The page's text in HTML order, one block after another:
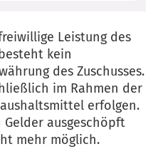
Leistung des
kein
des Zuschusses.
im Rahmen der
erfolgen.
ausgeschöpft
mehr möglich.